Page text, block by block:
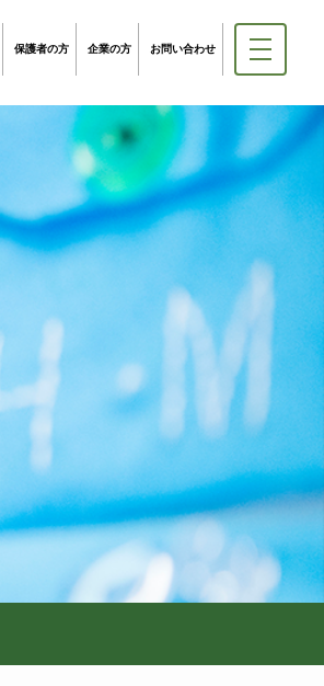
保護者の方 企業の方 お問い合わせ